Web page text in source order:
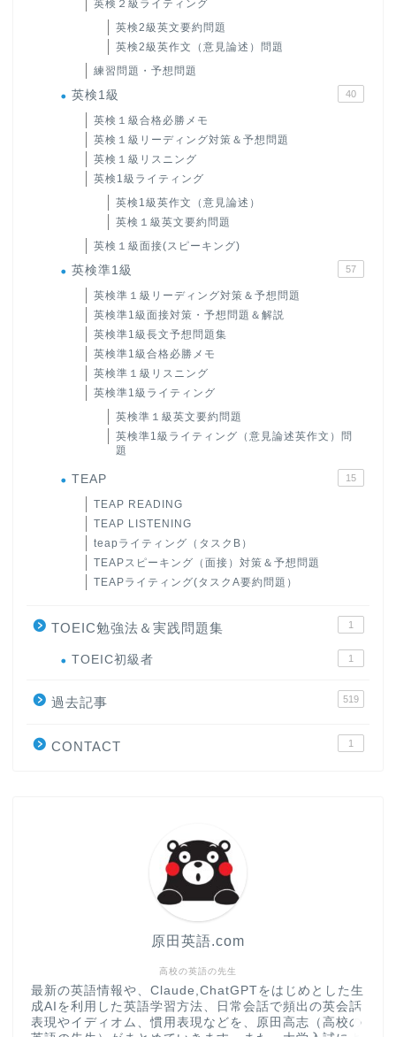
英検２級ライティング
英検2級英文要約問題
英検2級英作文（意見論述）問題
練習問題・予想問題
英検1級 40
英検１級合格必勝メモ
英検１級リーディング対策＆予想問題
英検１級リスニング
英検1級ライティング
英検1級英作文（意見論述）
英検１級英文要約問題
英検１級面接(スピーキング)
英検準1級 57
英検準１級リーディング対策＆予想問題
英検準1級面接対策・予想問題＆解説
英検準1級長文予想問題集
英検準1級合格必勝メモ
英検準１級リスニング
英検準1級ライティング
英検準１級英文要約問題
英検準1級ライティング（意見論述英作文）問
題
TEAP 15
TEAP READING
TEAP LISTENING
teapライティング（タスクB）
TEAPスピーキング（面接）対策＆予想問題
TEAPライティング(タスクA要約問題）
TOEIC勉強法＆実践問題集 1
TOEIC初級者 1
過去記事 519
CONTACT 1
高校の英語の先生
原田英語.com
最新の英語情報や、Claude,ChatGPTをはじめとした生
成AIを利用した英語学習方法、日常会話で頻出の英会話
表現やイディオム、慣用表現などを、原田高志（高校の
大学入試英語対策講座
英語名言・格言・カッコい
い英語＆素敵な英文フレー
CONTACT